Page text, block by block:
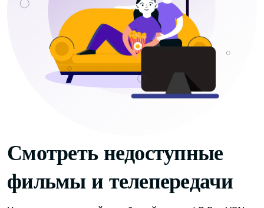
Смотреть недоступные
фильмы и телепередачи